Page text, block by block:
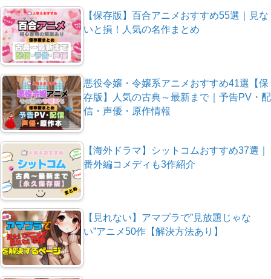
【保存版】百合アニメおすすめ55選｜見な
いと損！人気の名作まとめ
悪役令嬢・令嬢系アニメおすすめ41選【保
存版】人気の古典～最新まで｜予告PV・配
信・声優・原作情報
【海外ドラマ】シットコムおすすめ37選｜
番外編コメディも3作紹介
【見れない】アマプラで”見放題じゃな
い”アニメ50作【解決方法あり】